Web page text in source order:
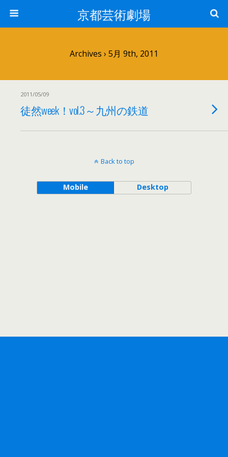
京都芸術劇場
Archives › 5月 9th, 2011
2011/05/09
徒然week！vol.3～九州の鉄道
Back to top
Mobile Desktop